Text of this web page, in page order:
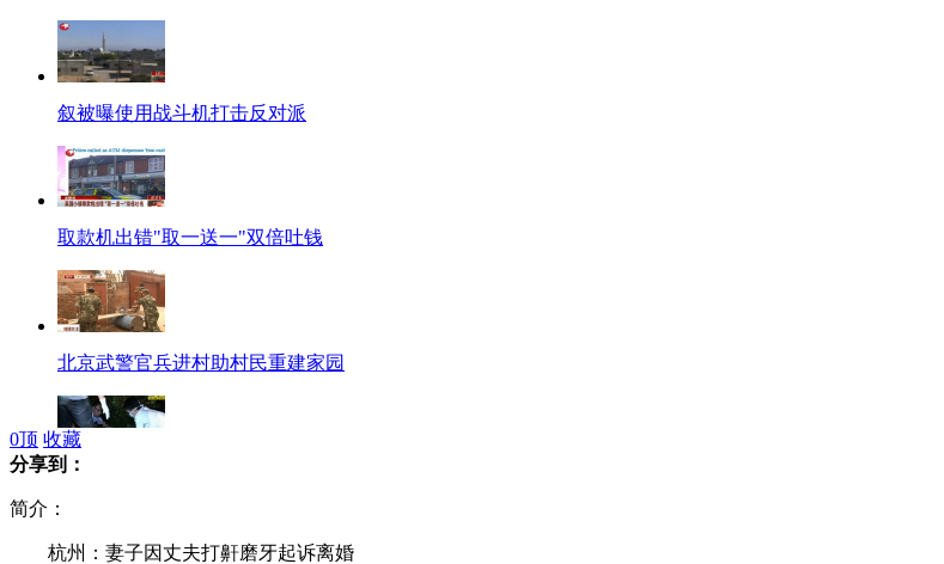
叙被曝使用战斗机打击反对派
取款机出错"取一送一"双倍吐钱
北京武警官兵进村助村民重建家园
0顶 收藏
分享到：
简介：
杭州：妻子因丈夫打鼾磨牙起诉离婚